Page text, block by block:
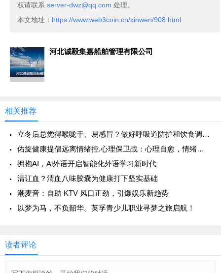
权请联系 server-dwz@qq.com 处理。
本文地址： https://www.web3coin.cn/xinwen/908.html
下一篇
河北诚毅集嘉船舶管理有限公司
相关推荐
立冬后总觉得喉咙干、易感冒？做好呼吸道防护和饮食调理安稳过冬
佑旋健康提倡远离情绪控.心理保卫战：心理自愈，情绪自愈
拥抱AI，Ai外语开启智能化外语学习新时代
清讧血？清血八味胶囊为健康打下坚实基础
潮麦音：自助 KTV 风口正劲，引爆娱乐新趋势
以梦为马，不负韶华。英孚青少儿职业寻梦之旅启航！
读者评论